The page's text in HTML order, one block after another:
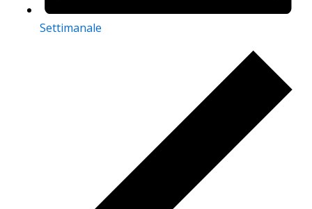
Settimanale